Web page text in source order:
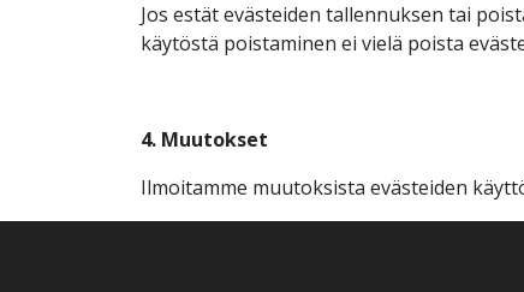
Jos estät evästeiden tallennuksen tai
käytöstä poistaminen ei vielä poista
4. Muutokset
Ilmoitamme muutoksista evästeiden